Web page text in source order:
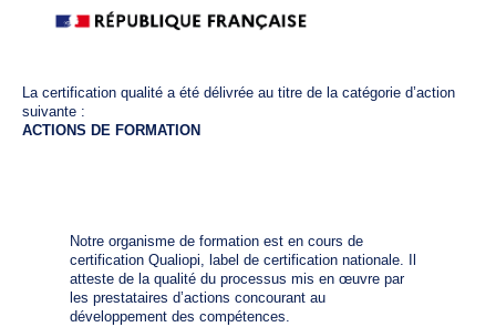
La certification qualité a été délivrée au titre de la catégorie d’action
suivante :
ACTIONS DE FORMATION
Notre organisme de formation est en cours de
certification Qualiopi, label de certification nationale. Il
atteste de la qualité du processus mis en œuvre par
les prestataires d’actions concourant au
développement des compétences.